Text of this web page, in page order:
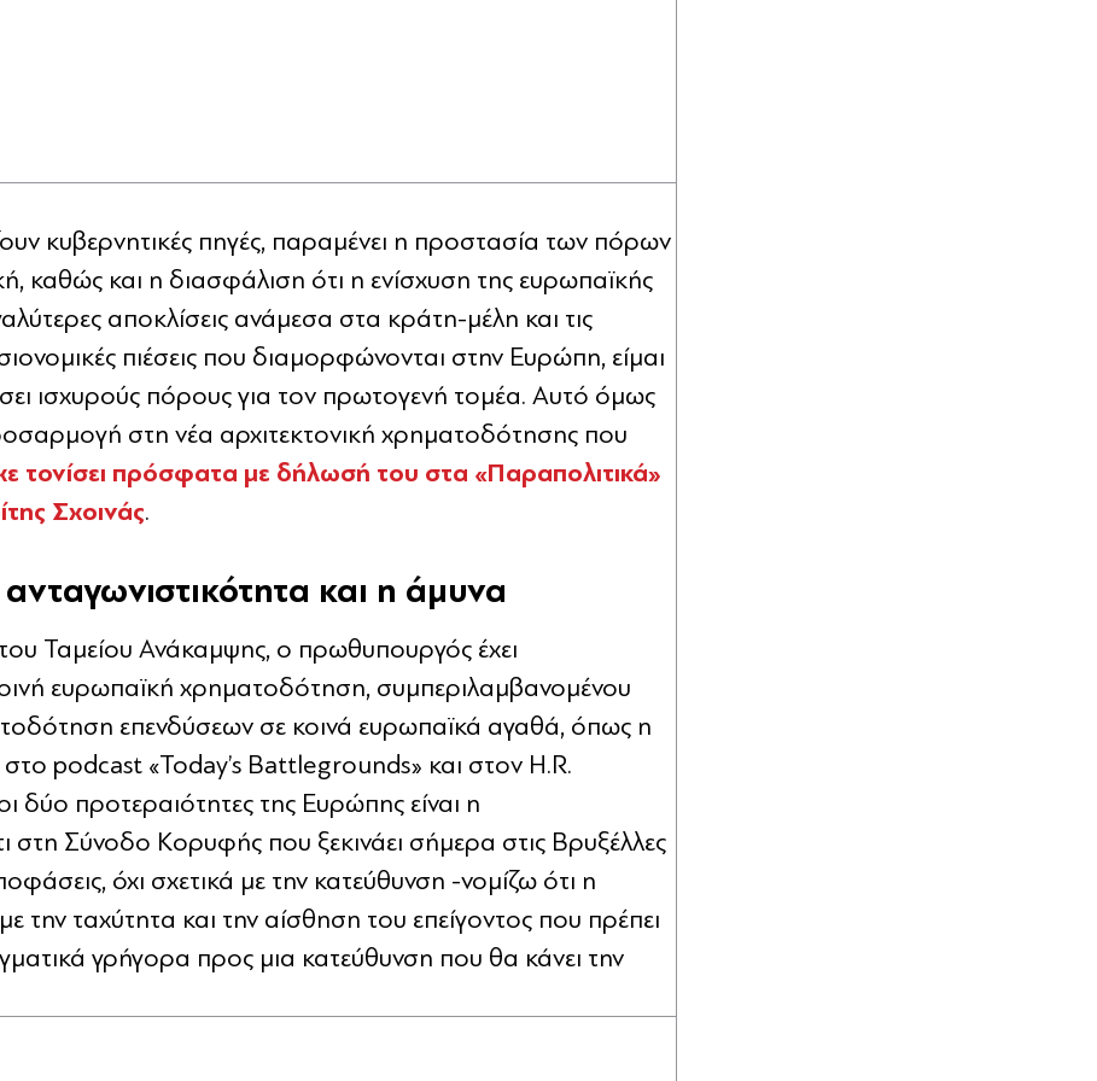
κυβερνητικές πηγές, παραμένει η προστασία των πόρων
καθώς και η διασφάλιση ότι η ενίσχυση της ευρωπαϊκής
αποκλίσεις ανάμεσα στα κράτη-μέλη και τις
πιέσεις που διαμορφώνονται στην Ευρώπη, είμαι
ισχυρούς πόρους για τον πρωτογενή τομέα. Αυτό όμως
στη νέα αρχιτεκτονική χρηματοδότησης που
τονίσει πρόσφατα με δήλωσή του στα «Παραπολιτικά»
Σχοινάς.
και η άμυνα
Ταμείου Ανάκαμψης, ο πρωθυπουργός έχει
ευρωπαϊκή χρηματοδότηση, συμπεριλαμβανομένου
επενδύσεων σε κοινά ευρωπαϊκά αγαθά, όπως η
podcast «Today’s Battlegrounds» και στον H.R.
δύο προτεραιότητες της Ευρώπης είναι η
στη Σύνοδο Κορυφής που ξεκινάει σήμερα στις Βρυξέλλες
όχι σχετικά με την κατεύθυνση -νομίζω ότι η
την ταχύτητα και την αίσθηση του επείγοντος που πρέπει
γρήγορα προς μια κατεύθυνση που θα κάνει την